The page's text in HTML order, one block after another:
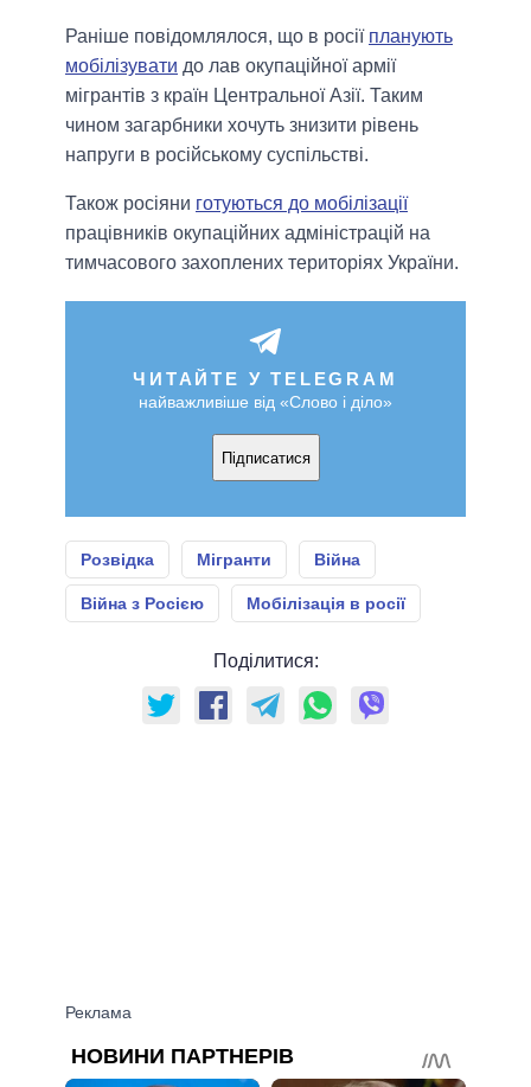
Раніше повідомлялося, що в росії планують
мобілізувати до лав окупаційної армії
мігрантів з країн Центральної Азії. Таким
чином загарбники хочуть знизити рівень
напруги в російському суспільстві.
Також росіяни готуються до мобілізації
працівників окупаційних адміністрацій на
тимчасового захоплених територіях України.
ЧИТАЙТЕ У TELEGRAM
найважливіше від «Слово і діло»
Підписатися
Розвідка Мігранти Війна
Війна з Росією Мобілізація в росії
Поділитися: